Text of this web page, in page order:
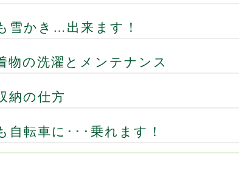
雪かき…出来ます！
物の洗濯とメンテナンス
納の仕方
自転車に･･･乗れます！